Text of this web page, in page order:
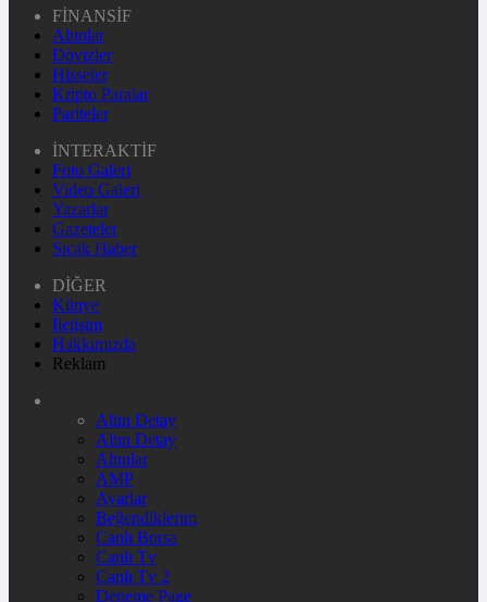
FİNANSİF
Altınlar
Dövizler
Hisseler
Kripto Paralar
Pariteler
İNTERAKTİF
Foto Galeri
Video Galeri
Yazarlar
Gazeteler
Sıcak Haber
DİĞER
Künye
İletişim
Hakkımızda
Reklam
Altın Detay
Altın Detay
Altınlar
AMP
Ayarlar
Beğendiklerim
Canlı Borsa
Canlı Tv
Canlı Tv 2
Deneme Page